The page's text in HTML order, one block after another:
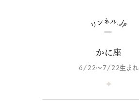
かに座
6/22～7/22生まれ